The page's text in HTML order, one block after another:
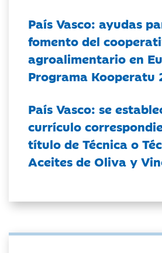
País Vasco: ayudas
fomento del
agroalimentario en
Programa Kooperatu
País Vasco: se
currículo
título de Técnica o
Aceites de Oliva y